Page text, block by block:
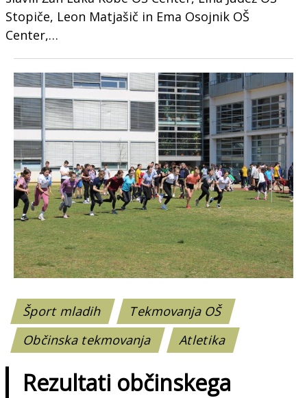
Stopiče, Leon Matjašič in Ema Osojnik OŠ
Center,…
Šport mladih
Tekmovanja OŠ
Občinska tekmovanja
Atletika
Rezultati občinskega